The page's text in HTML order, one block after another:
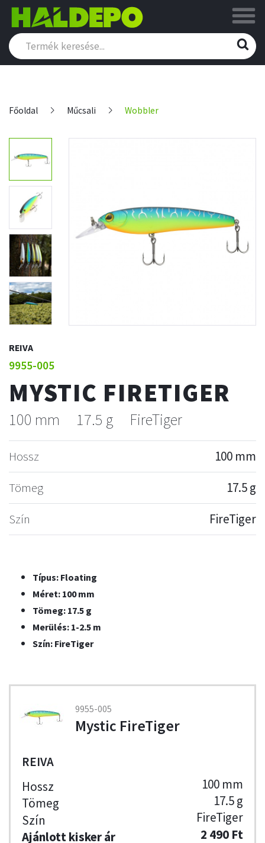
Főoldal Műcsali Wobbler
REIVA
9955-005
MYSTIC FIRETIGER
100 mm 17.5 g FireTiger
Hossz
100 mm
Tömeg
17.5 g
Szín
FireTiger
Típus: Floating
Méret: 100 mm
Tömeg: 17.5 g
Merülés: 1-2.5 m
Szín: FireTiger
9955-005
Mystic FireTiger
REIVA
100 mm
17.5 g
FireTiger
2 490 Ft